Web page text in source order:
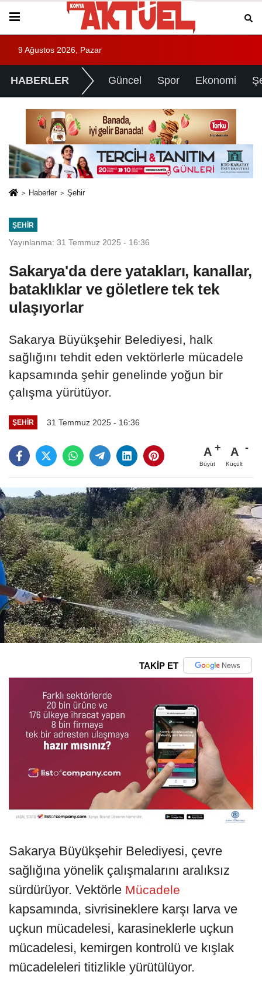
9 Ağustos 2026, Pazar
HABERLER Güncel Spor Ekonomi
Haberler Şehir
ŞEHIR
Yayınlanma: 31 Temmuz 2025 - 16:36
Sakarya'da dere yatakları, kanallar,
bataklıklar ve göletlere tek tek
ulaşıyorlar
Sakarya Büyükşehir Belediyesi, halk
sağlığını tehdit eden vektörlerle mücadele
kapsamında şehir genelinde yoğun bir
çalışma yürütüyor.
ŞEHIR 31 Temmuz 2025 - 16:36
A
Büyüt
A
Küçült
TAKİP ET
Sakarya Büyükşehir Belediyesi, çevre
sağlığına yönelik çalışmalarını aralıksız
sürdürüyor. Vektörle Mücadele
kapsamında, sivrisineklere karşı larva ve
uçkun mücadelesi, karasineklerle uçkun
mücadelesi, kemirgen kontrolü ve kışlak
mücadeleleri titizlikle yürütülüyor.